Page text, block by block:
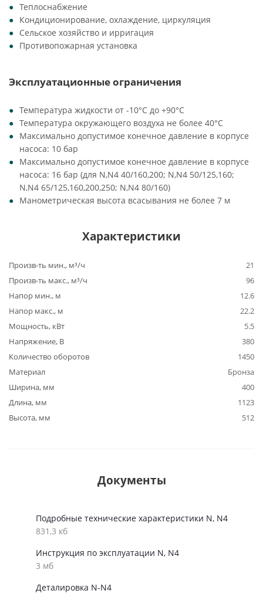
Теплоснабжение
Кондиционирование, охлаждение, циркуляция
Сельское хозяйство и ирригация
Противопожарная установка
Эксплуатационные ограничения
Температура жидкости от -10°C до +90°C
Температура окружающего воздуха не более 40°C
Максимально допустимое конечное давление в корпусе
насоса: 10 бар
Максимально допустимое конечное давление в корпусе
насоса: 16 бар (для N,N4 40/160,200; N,N4 50/125,160;
N,N4 65/125,160,200,250; N,N4 80/160)
Манометрическая высота всасывания не более 7 м
Характеристики
Произв-ть мин., м³/ч
21
Произв-ть макс., м³/ч
96
Напор мин., м
12.6
Напор макс., м
22.2
Мощность, кВт
5.5
Напряжение, В
380
Количество оборотов
1450
Материал
Бронза
Ширина, мм
400
Длина, мм
1123
Высота, мм
512
Документы
Подробные технические характеристики N, N4
831,3 кб
Инструкция по эксплуатации N, N4
3 мб
Деталировка N-N4